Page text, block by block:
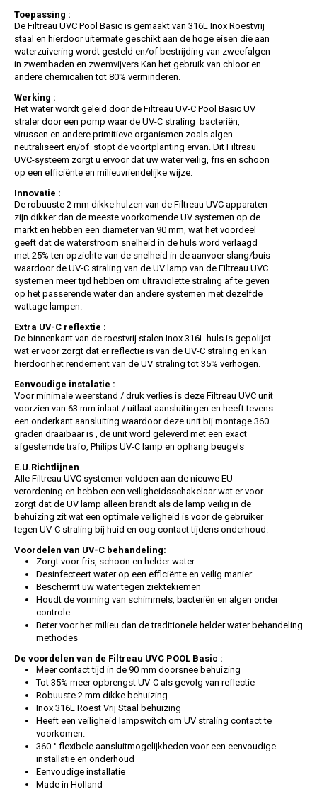
Toepassing :
De Filtreau UVC Pool Basic is gemaakt van 316L Inox Roestvrij
staal en hierdoor uitermate geschikt aan de hoge eisen die aan
waterzuivering wordt gesteld en/of bestrijding van zweefalgen
in zwembaden en zwemvijvers Kan het gebruik van chloor en
andere chemicaliën tot 80% verminderen.
Werking :
Het water wordt geleid door de Filtreau UV-C Pool Basic UV
straler door een pomp waar de UV-C straling bacteriën,
virussen en andere primitieve organismen zoals algen
neutraliseert en/of stopt de voortplanting ervan. Dit Filtreau
UVC-systeem zorgt u ervoor dat uw water veilig, fris en schoon
op een efficiënte en milieuvriendelijke wijze.
Innovatie :
De robuuste 2 mm dikke hulzen van de Filtreau UVC apparaten
zijn dikker dan de meeste voorkomende UV systemen op de
markt en hebben een diameter van 90 mm, wat het voordeel
geeft dat de waterstroom snelheid in de huls word verlaagd
met 25% ten opzichte van de snelheid in de aanvoer slang/buis
waardoor de UV-C straling van de UV lamp van de Filtreau UVC
systemen meer tijd hebben om ultraviolette straling af te geven
op het passerende water dan andere systemen met dezelfde
wattage lampen.
Extra UV-C reflextie :
De binnenkant van de roestvrij stalen Inox 316L huls is gepolijst
wat er voor zorgt dat er reflectie is van de UV-C straling en kan
hierdoor het rendement van de UV straling tot 35% verhogen.
Eenvoudige instalatie :
Voor minimale weerstand / druk verlies is deze Filtreau UVC unit
voorzien van 63 mm inlaat / uitlaat aansluitingen en heeft tevens
een onderkant aansluiting waardoor deze unit bij montage 360
graden draaibaar is , de unit word geleverd met een exact
afgestemde trafo, Philips UV-C lamp en ophang beugels
E.U.Richtlijnen
Alle Filtreau UVC systemen voldoen aan de nieuwe EU-
verordening en hebben een veiligheidsschakelaar wat er voor
zorgt dat de UV lamp alleen brandt als de lamp veilig in de
behuizing zit wat een optimale veiligheid is voor de gebruiker
tegen UV-C straling bij huid en oog contact tijdens onderhoud.
Voordelen van UV-C behandeling:
Zorgt voor fris, schoon en helder water
Desinfecteert water op een efficiënte en veilig manier
Beschermt uw water tegen ziektekiemen
Houdt de vorming van schimmels, bacteriën en algen onder
controle
Beter voor het milieu dan de traditionele helder water behandeling
methodes
De voordelen van de Filtreau UVC POOL Basic :
Meer contact tijd in de 90 mm doorsnee behuizing
Tot 35% meer opbrengst UV-C als gevolg van reflectie
Robuuste 2 mm dikke behuizing
Inox 316L Roest Vrij Staal behuizing
Heeft een veiligheid lampswitch om UV straling contact te
voorkomen.
360 ° flexibele aansluitmogelijkheden voor een eenvoudige
installatie en onderhoud
Eenvoudige installatie
Made in Holland